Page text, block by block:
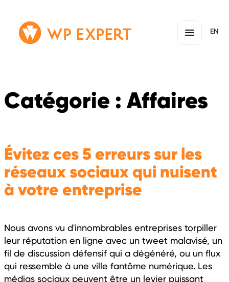
Passer
au
Lien
page
EN
Catégorie : Affaires
Évitez ces 5 erreurs sur les
réseaux sociaux qui nuisent
à votre entreprise
Nous avons vu d'innombrables entreprises torpiller
leur réputation en ligne avec un tweet malavisé, un
fil de discussion défensif qui a dégénéré, ou un flux
qui ressemble à une ville fantôme numérique. Les
médias sociaux peuvent être un levier puissant